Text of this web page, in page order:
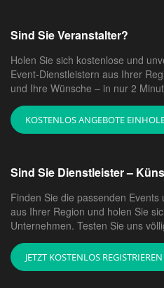
Sind Sie Veranstalter?
Holen Sie sich kostenlose und
Event-Dienstleistern aus Ihrer
und Ihre Wünsche – in nur 2
KOSTENLOS ANGEBOTE
Sind Sie Dienstleister –
Finden Sie die passenden
aus Ihrer Region und holen Sie
Unternehmen. Testen Sie uns
JETZT KOSTENLOS